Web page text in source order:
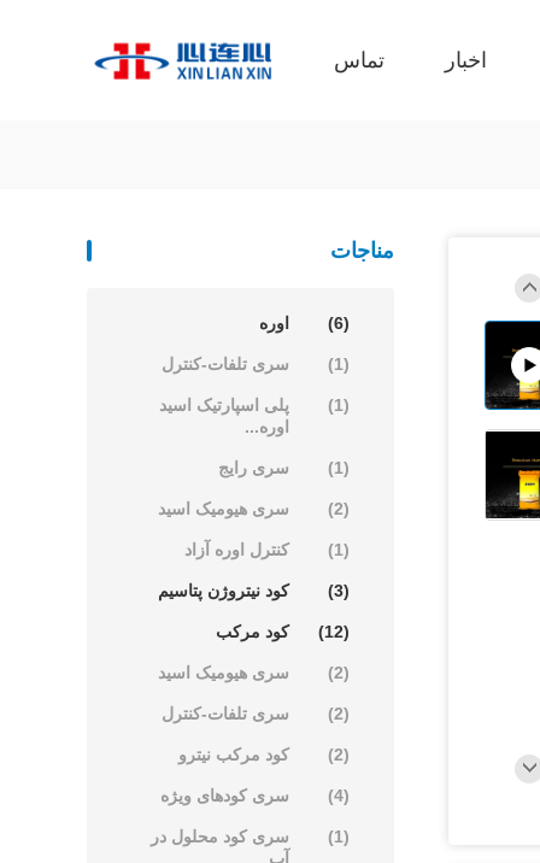
اخبار تماس
مناجات
اوره (6)
سری تلفات-کنترل (1)
پلی اسپارتیک اسید
اوره...
(1)
سری رایج (1)
سری هیومیک اسید (2)
کنترل اوره آزاد (1)
کود نیتروژن پتاسیم (3)
کود مرکب (12)
سری هیومیک اسید (2)
سری تلفات-کنترل (2)
کود مرکب نیترو (2)
سری کودهای ویژه (4)
سری کود محلول در
آب
(1)